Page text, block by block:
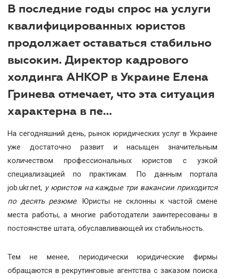
В последние годы спрос на услуги
квалифицированных юристов
продолжает оставаться стабильно
высоким. Директор кадрового
холдинга АНКОР в Украине Елена
Гринева отмечает, что эта ситуация
характерна в пе...
На сегодняшний день, рынок юридических услуг в Украине
уже достаточно развит и насыщен значительным
количеством профессиональных юристов с узкой
специализацией по практикам. По данным портала
job.ukr.net, у юристов на каждые три вакансии приходится
по десять резюме. Юристы не склонны к частой смене
места работы, а многие работодатели заинтересованы в
постоянстве штата, обуславливающей их стабильность.
Тем не менее, периодически юридические фирмы
обращаются в рекрутинговые агентства с заказом поиска